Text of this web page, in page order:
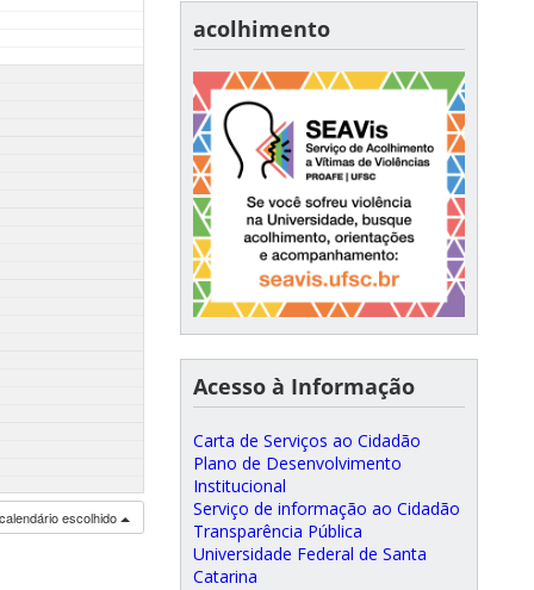
escolhido
acolhimento
Acesso à Informação
Carta de Serviços ao Cidadão
Plano de Desenvolvimento
Institucional
Serviço de informação ao Cidadão
Transparência Pública
Universidade Federal de Santa
Catarina